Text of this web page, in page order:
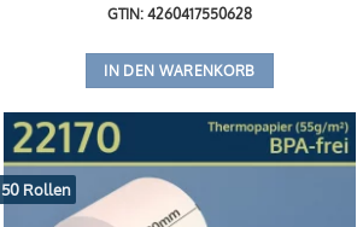
GTIN: 4260417550628
IN DEN WARENKORB
50 Rollen